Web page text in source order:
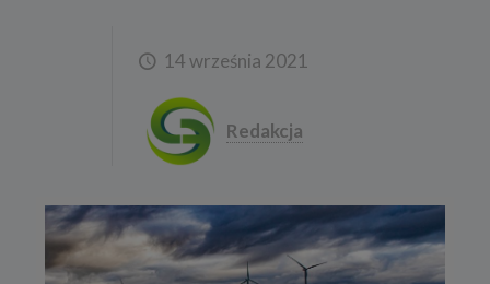
14 września 2021
Redakcja